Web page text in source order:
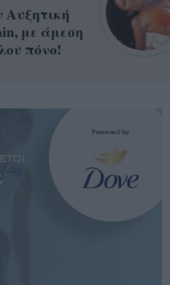
Αυξητική
με άμεση
πόνο!